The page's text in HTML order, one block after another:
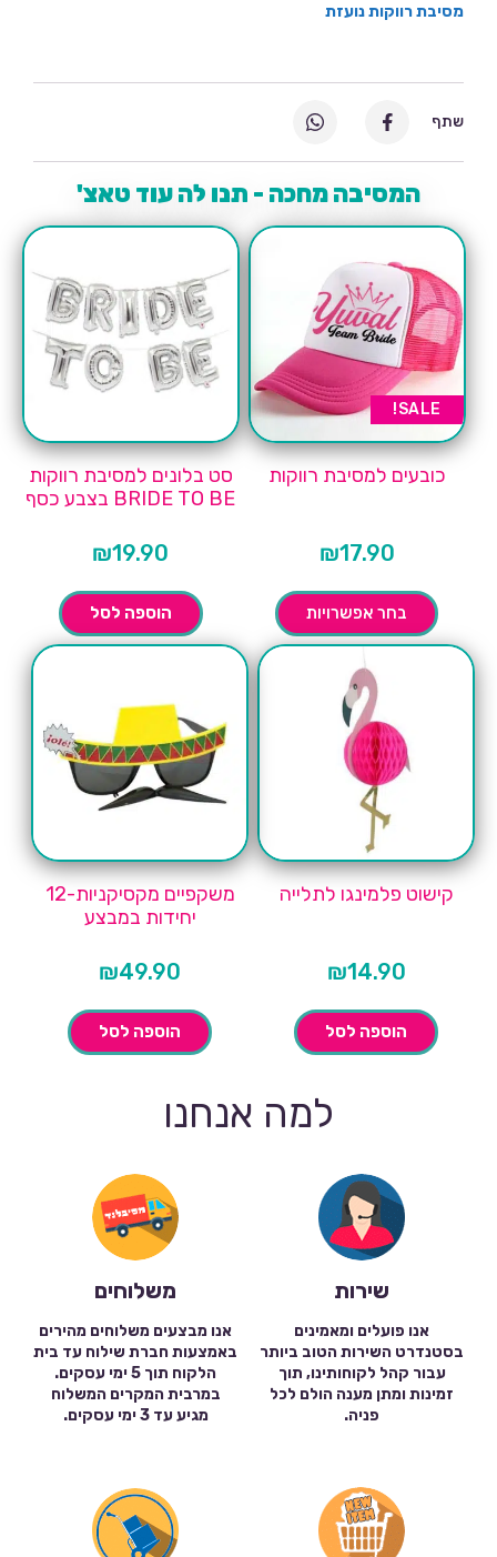
מסיבת רווקות נועזת
המסיבה מחכה - תנו לה עוד טאצ'
SALE!
כובעים למסיבת רווקות
₪17.90
בחר אפשרויות
סט בלונים למסיבת רווקות
BRIDE TO BE בצבע כסף
₪19.90
הוספה לסל
קישוט פלמינגו לתלייה
₪14.90
הוספה לסל
משקפיים מקסיקניות-12
יחידות במבצע
₪49.90
הוספה לסל
שתף
למה אנחנו
שירות
אנו פועלים ומאמינים
בסטנדרט השירות הטוב ביותר
עבור קהל לקוחותינו, תוך
זמינות ומתן מענה הולם לכל
פניה.
משלוחים
אנו מבצעים משלוחים מהירים
באמצעות חברת שילוח עד בית
הלקוח תוך 5 ימי עסקים.
במרבית המקרים המשלוח
מגיע עד 3 ימי עסקים.